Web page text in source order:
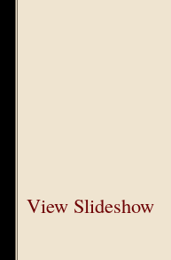
View Slideshow